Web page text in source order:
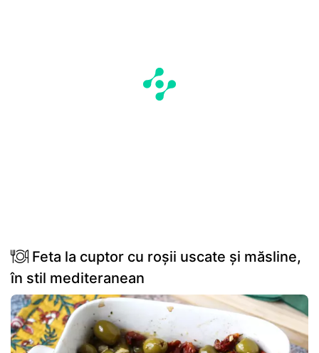
Feta la cuptor cu roșii uscate și măsline,
în stil mediteranean